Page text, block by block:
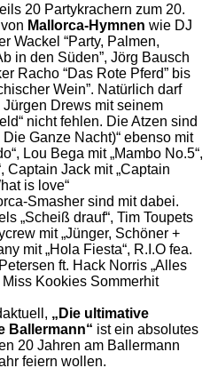
20 Partykrachern zum 20.
Mallorca-Hymnen wie DJ
Wackel “Party, Palmen,
in den Süden”, Jörg Bausch
Racho “Das Rote Pferd” bis
Wein”. Natürlich darf
Drews mit seinem
nicht fehlen. Die Atzen sind
Ganze Nacht)“ ebenso mit
Lou Bega mit „Mambo No.5“,
Captain Jack mit „Captain
is love“
Smasher sind mit dabei.
„Scheiß drauf“, Tim Toupets
mit „Jünger, Schöner +
mit „Hola Fiesta“, R.I.O fea.
ft. Hack Norris „Alles
Kookies Sommerhit
„Die ultimative
Ballermann“ ist ein absolutes
20 Jahren am Ballermann
feiern wollen.